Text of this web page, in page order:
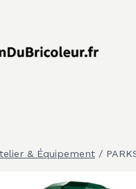
& Équipement /